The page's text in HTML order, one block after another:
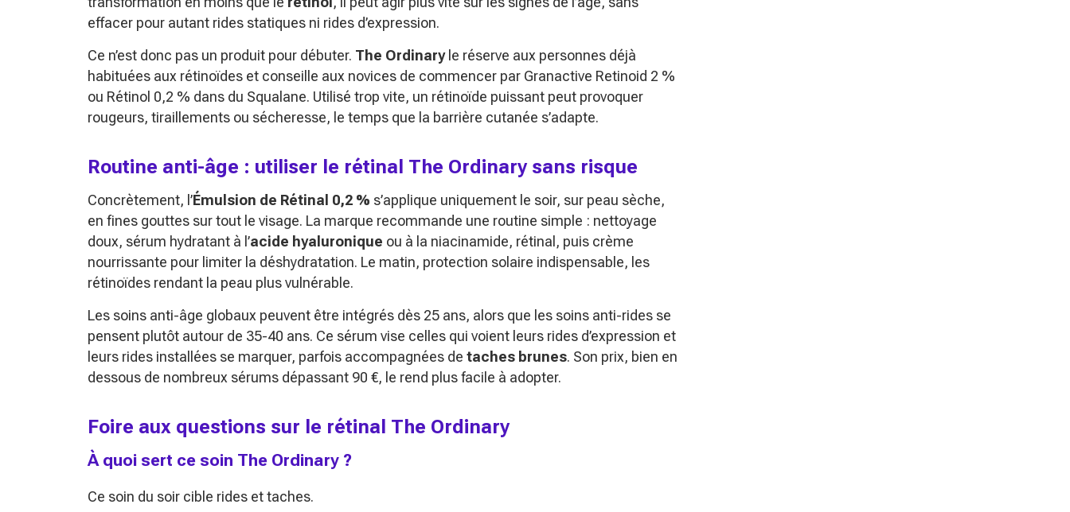
effacer pour autant rides statiques ni rides d’expression.
Ce n’est donc pas un produit pour débuter. The Ordinaryle réserve aux personnes déjà
habituées aux rétinoïdes et conseille aux novices de commencer par Granactive Retinoid 2 %
ou Rétinol 0,2 % dans du Squalane. Utilisé trop vite, un rétinoïde puissant peut provoquer
rougeurs, tiraillements ou sécheresse, le temps que la barrière cutanée s’adapte.
Routine anti-âge : utiliser le rétinal The Ordinary sans risque
Concrètement, l’Émulsion de Rétinal 0,2 % s’applique uniquement le soir, sur peau sèche,
en fines gouttes sur tout le visage. La marque recommande une routine simple : nettoyage
doux, sérum hydratant à l’acide hyaluronique ou à la niacinamide, rétinal, puis crème
nourrissante pour limiter la déshydratation. Le matin, protection solaire indispensable, les
rétinoïdes rendant la peau plus vulnérable.
Les soins anti-âge globaux peuvent être intégrés dès 25 ans, alors que les soins anti-rides se
pensent plutôt autour de 35-40 ans. Ce sérum vise celles qui voient leurs rides d’expression et
leurs rides installées se marquer, parfois accompagnées de taches brunes. Son prix, bien en
dessous de nombreux sérums dépassant 90 €, le rend plus facile à adopter.
Foire aux questions sur le rétinal The Ordinary
À quoi sert ce soin The Ordinary ?
Ce soin du soir cible rides et taches.